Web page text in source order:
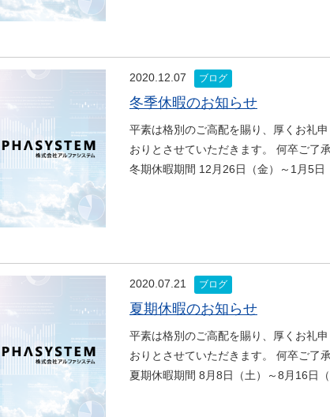
2020.12.07 ブログ
冬季休暇のお知らせ
平素は格別のご高配を賜り、厚くお礼
おりとさせていただきます。 何卒ご了
冬期休暇期間 12月26日（金）～1月5日
2020.07.21 ブログ
夏期休暇のお知らせ
平素は格別のご高配を賜り、厚くお礼
おりとさせていただきます。 何卒ご了
夏期休暇期間 8月8日（土）～8月16日（